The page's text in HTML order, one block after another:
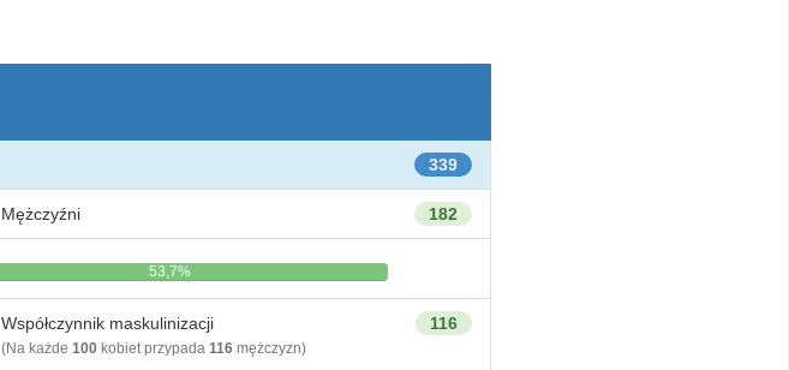
339
182
Mężczyźni
53,7%
116
Współczynnik maskulinizacji
(Na każde 100kobiet przypada 116mężczyzn)